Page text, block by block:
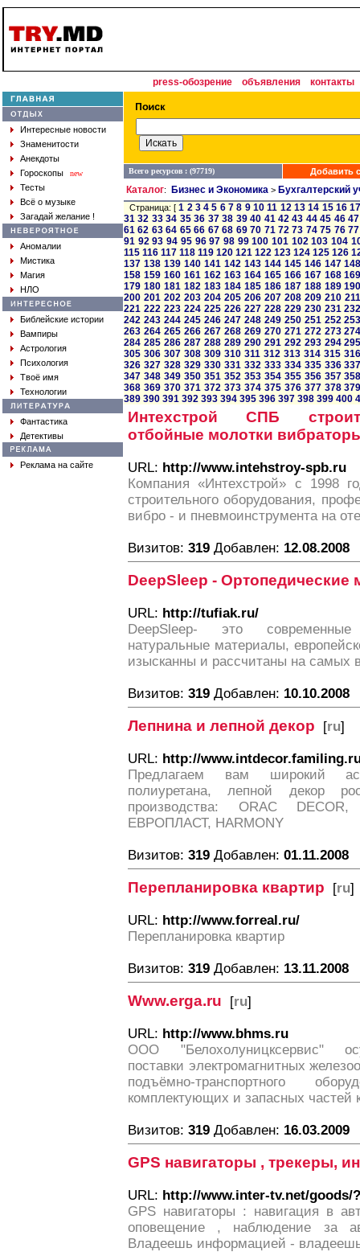
press-обозрение объявления контакты
Интересные новости
Знаменитости
Анекдоты
Гороскопы
new
Тесты
Всё о музыке
Загадай желание !
Аномалии
Мистика
Магия
НЛО
Библейские истории
Вампиры
Астрология
Психология
Твоё имя
Технологии
Фантастика
Детективы
Реклама на сайте
Всего ресурсов : (97719) Добавить
Каталог: Бизнес и Экономика > Бухгалтерский
Страница: [1 2 3 4 5 6 7 8 9 10 11 12 13 14 15 16
31 32 33 34 35 36 37 38 39 40 41 42 43 44 45 46 47
61 62 63 64 65 66 67 68 69 70 71 72 73 74 75 76 77
91 92 93 94 95 96 97 98 99 100 101 102 103 104
115 116 117 118 119 120 121 122 123 124 125 126
137 138 139 140 141 142 143 144 145 146 147
158 159 160 161 162 163 164 165 166 167 168
179 180 181 182 183 184 185 186 187 188 189
200 201 202 203 204 205 206 207 208 209 210 211
221 222 223 224 225 226 227 228 229 230 231
242 243 244 245 246 247 248 249 250 251 252
263 264 265 266 267 268 269 270 271 272 273
284 285 286 287 288 289 290 291 292 293 294
305 306 307 308 309 310 311 312 313 314 315 316
326 327 328 329 330 331 332 333 334 335 336
347 348 349 350 351 352 353 354 355 356 357
368 369 370 371 372 373 374 375 376 377 378
389 390 391 392 393 394 395 396 397 398 399 400
Интехстрой СПБ
отбойные молотки
URL: http://www.intehstroy-spb.ru
Компания «Интехстрой» с 1998
строительного оборудования,
вибро - и пневмоинструмента на
Визитов: 319 Добавлен: 12.08.2008
DeepSleep - Ортопедические
URL: http://tufiak.ru/
DeepSleep- это
натуральные материалы,
изысканны и рассчитаны на самых
Визитов: 319 Добавлен: 10.10.2008
Лепнина и лепной декор [ru]
URL: http://
Предлагаем вам широкий
полиуретана, лепной декор
производства: ORAC
ЕВРОПЛАСТ, HARMONY
Визитов: 319 Добавлен: 01.11.2008
Перепланировка квартир [ru]
URL: http://www.forreal.ru/
Перепланировка квартир
Визитов: 319 Добавлен: 13.11.2008
Www.erga.ru [ru]
URL: http://www.bhms.ru
ООО "Белохолуницксервис"
поставки электромагнитных
подъёмно-транспортного
комплектующих и запасных частей
Визитов: 319 Добавлен: 16.03.2009
GPS навигаторы , трекеры,
URL: http://www.inter-tv.net/goods/
GPS навигаторы : навигация в
оповещение , наблюдение за
Владеешь информацией -